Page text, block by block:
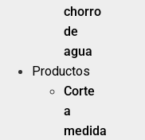
chorro
de
agua
Productos
Corte
a
medida